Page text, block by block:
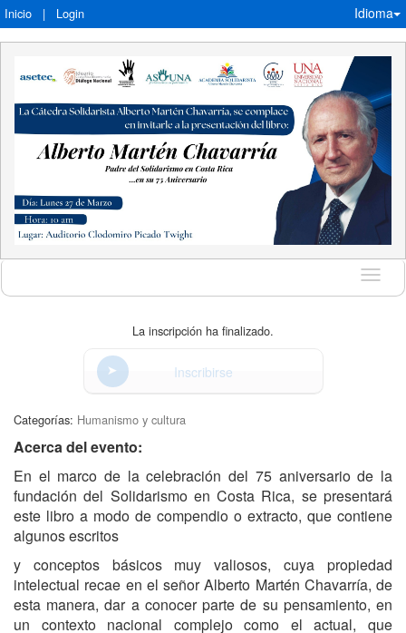
Inicio | Login Idioma
Idioma
La inscripción ha finalizado.
Inscribirse
Categorías: Humanismo y cultura
Acerca del evento:
En el marco de la celebración del 75 aniversario de la
fundación del Solidarismo en Costa Rica, se presentará
este libro a modo de compendio o extracto, que contiene
algunos escritos
y conceptos básicos muy valiosos, cuya propiedad
intelectual recae en el señor Alberto Martén Chavarría, de
esta manera, dar a conocer parte de su pensamiento, en
un contexto nacional complejo como el actual, que